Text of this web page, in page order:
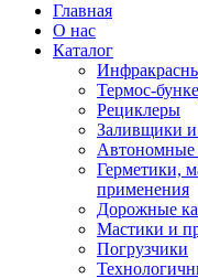
Главная
О нас
Каталог
Термос-
Рециклеры
Заливщики
Автономные
Герметики,
применения
Дорожные
Мастики и
Погрузчики